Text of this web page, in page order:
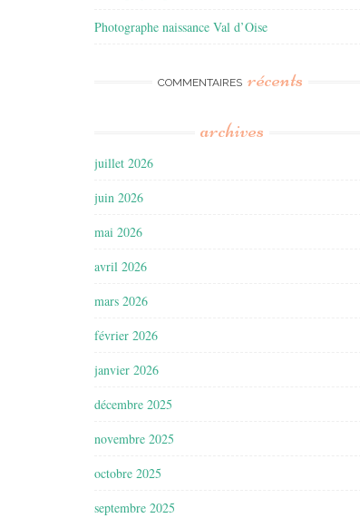
Photographe naissance Val d’Oise
COMMENTAIRES récents
archives
juillet 2026
juin 2026
mai 2026
avril 2026
mars 2026
février 2026
janvier 2026
décembre 2025
novembre 2025
octobre 2025
septembre 2025